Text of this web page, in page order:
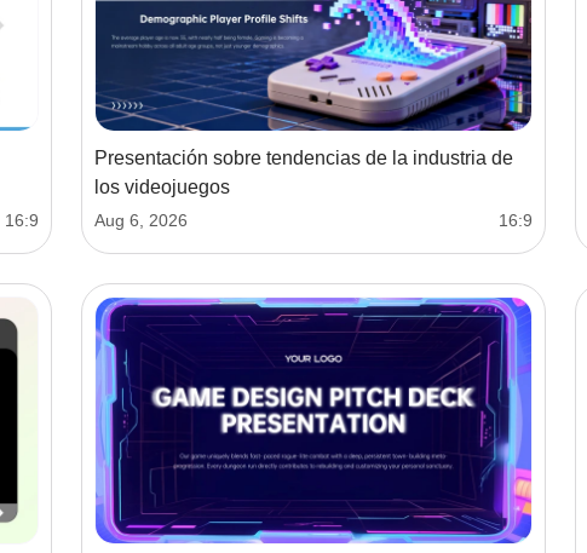
16:9
Presentación sobre tendencias de la industria de
los videojuegos
Aug 6, 2026 16:9